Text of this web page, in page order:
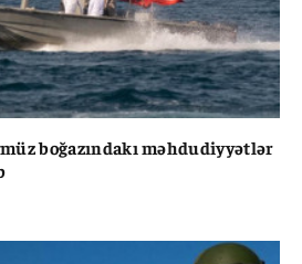
boğazındakı məhdudiyyətlər